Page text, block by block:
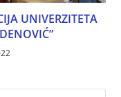
UNIVERZITETA